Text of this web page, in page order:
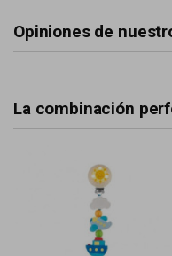
Opiniones de
La combinación